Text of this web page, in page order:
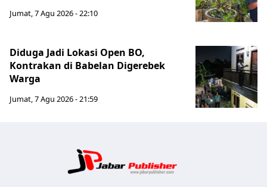
Jumat, 7 Agu 2026 - 22:10
Diduga Jadi Lokasi Open BO,
Kontrakan di Babelan Digerebek
Warga
Jumat, 7 Agu 2026 - 21:59